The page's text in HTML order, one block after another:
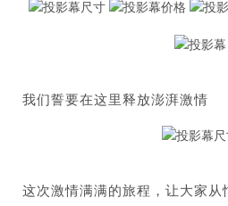
我们誓要在这里释放澎湃激情
这次激情满满的旅程，让大家